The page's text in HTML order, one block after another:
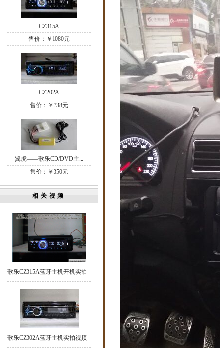
CZ315A
售价：￥1080元
CZ202A
售价：￥738元
翼虎——歌乐CD/DVD主...
售价：￥350元
相关视频
歌乐CZ315A蓝牙主机开机实拍
歌乐CZ302A蓝牙主机实拍视频